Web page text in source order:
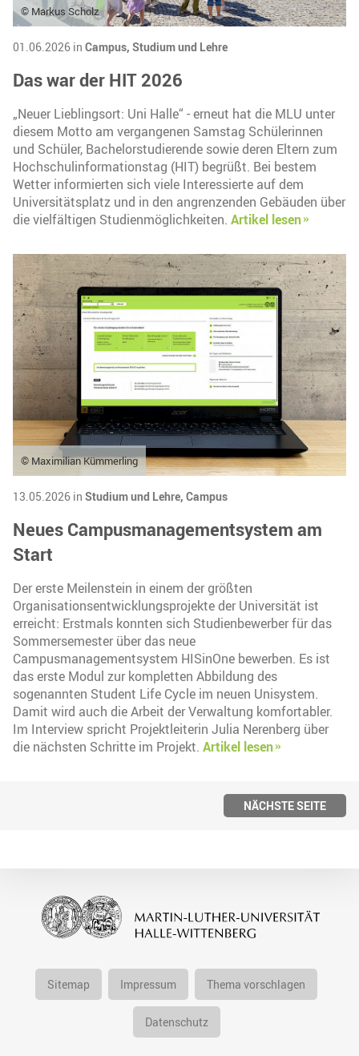
© Markus Scholz
01.06.2026 in Campus, Studium und Lehre
Das war der HIT 2026
„Neuer Lieblingsort: Uni Halle“ - erneut hat die MLU unter
diesem Motto am vergangenen Samstag Schülerinnen
und Schüler, Bachelorstudierende sowie deren Eltern zum
Hochschulinformationstag (HIT) begrüßt. Bei bestem
Wetter informierten sich viele Interessierte auf dem
Universitätsplatz und in den angrenzenden Gebäuden über
die vielfältigen Studienmöglichkeiten. Artikel lesen
© Maximilian Kümmerling
13.05.2026 in Studium und Lehre, Campus
Neues Campusmanagementsystem am
Start
Der erste Meilenstein in einem der größten
Organisationsentwicklungsprojekte der Universität ist
erreicht: Erstmals konnten sich Studienbewerber für das
Sommersemester über das neue
Campusmanagementsystem HISinOne bewerben. Es ist
das erste Modul zur kompletten Abbildung des
sogenannten Student Life Cycle im neuen Unisystem.
Damit wird auch die Arbeit der Verwaltung komfortabler.
Im Interview spricht Projektleiterin Julia Nerenberg über
die nächsten Schritte im Projekt. Artikel lesen
NÄCHSTE SEITE
Sitemap Impressum Thema vorschlagen
Datenschutz